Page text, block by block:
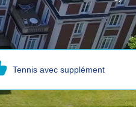
Tennis avec supplément